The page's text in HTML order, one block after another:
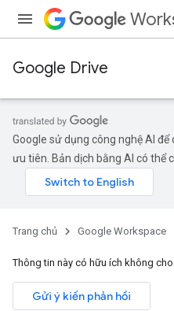
Google Drive
Google sử dụng công nghệ AI
ưu tiên. Bản dịch bằng AI có thể
Trang chủ Google Workspace
Thông tin này có hữu ích không
Gửi ý kiến phản hồi